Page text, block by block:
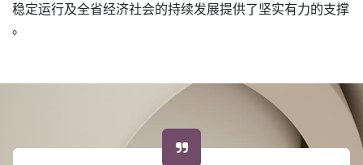
稳定运行及全省经济社会的持续发展提供了坚实有力的支撑
。